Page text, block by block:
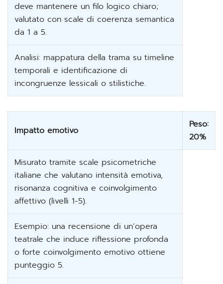
deve mantenere un filo logico chiaro;
valutato con scale di coerenza semantica
da 1 a 5.
Analisi: mappatura della trama su timeline
temporali e identificazione di
incongruenze lessicali o stilistiche.
Impatto emotivo
Peso:
20%
Misurato tramite scale psicometriche
italiane che valutano intensità emotiva,
risonanza cognitiva e coinvolgimento
affettivo (livelli 1-5).
Esempio: una recensione di un’opera
teatrale che induce riflessione profonda
o forte coinvolgimento emotivo ottiene
punteggio 5.